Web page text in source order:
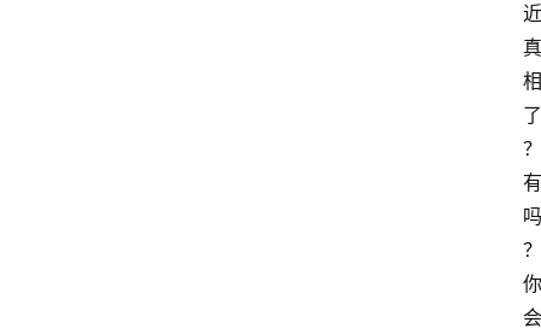
近
真
相
了
？
有
吗
？
你
会